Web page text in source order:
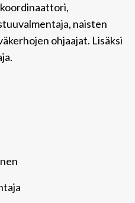
naisten
ohjaajat. Lisäksi